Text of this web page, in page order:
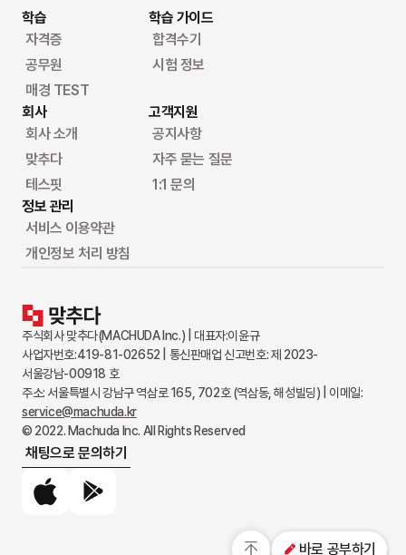
바로 공부하기
학습
자격증
공무원
매경 TEST
학습 가이드
합격수기
시험 정보
회사
회사 소개
맞추다
테스핏
고객지원
공지사항
자주 묻는 질문
1:1 문의
정보 관리
서비스 이용약관
개인정보 처리 방침
주식회사 맞추다(MACHUDA Inc.) | 대표자:이윤규
사업자번호:419-81-02652 | 통신판매업 신고번호: 제 2023-
서울강남-00918 호
주소: 서울특별시 강남구 역삼로 165, 702호 (역삼동, 해성빌딩) | 이메일:
service@machuda.kr
© 2022. Machuda Inc. All Rights Reserved
채팅으로 문의하기
App StoreGoogle Play